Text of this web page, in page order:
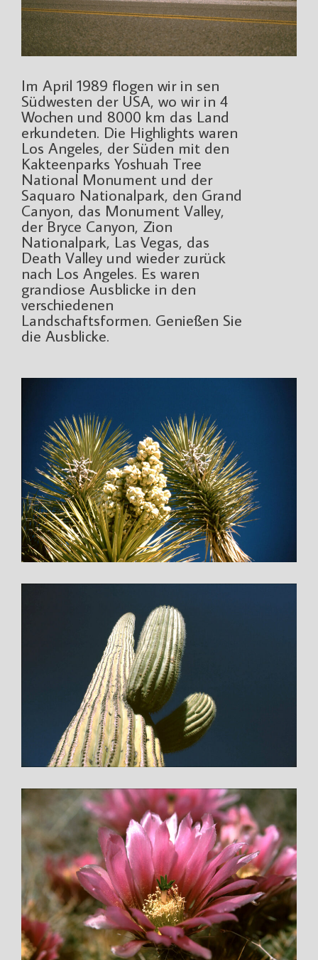
Im April 1989 flogen wir in sen
Südwesten der USA, wo wir in 4
Wochen und 8000 km das Land
erkundeten. Die Highlights waren
Los Angeles, der Süden mit den
Kakteenparks Yoshuah Tree
National Monument und der
Saquaro Nationalpark, den Grand
Canyon, das Monument Valley,
der Bryce Canyon, Zion
Nationalpark, Las Vegas, das
Death Valley und wieder zurück
nach Los Angeles. Es waren
grandiose Ausblicke in den
verschiedenen
Landschaftsformen. Genießen Sie
die Ausblicke.